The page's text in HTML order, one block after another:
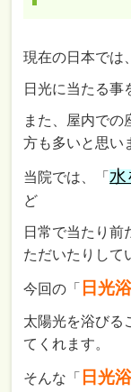
現在の日本では
日光に当たる事
また、屋内での
方も多いと思い
当院では、「 水
ど
日常で当たり前
ただいたりして
今回の「 日光浴
太陽光を浴びる
てくれます。
そんな「 日光浴